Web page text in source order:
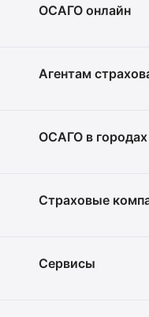
ОСАГО онлайн
Агентам
ОСАГО в городах
Страховые
Сервисы